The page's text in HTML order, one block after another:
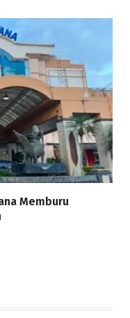
Memburu